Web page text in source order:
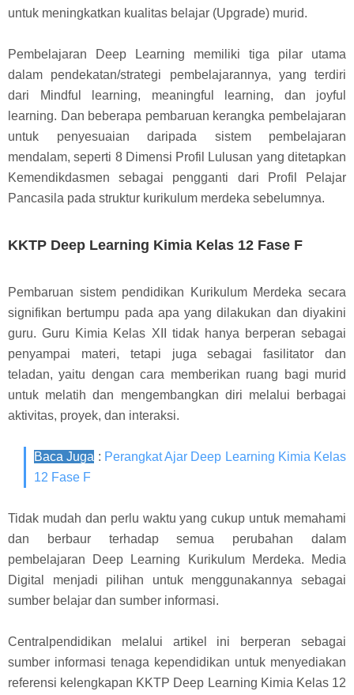
untuk meningkatkan kualitas belajar (Upgrade) murid.
Pembelajaran Deep Learning memiliki tiga pilar utama
dalam pendekatan/strategi pembelajarannya, yang terdiri
dari Mindful learning, meaningful learning, dan joyful
learning. Dan beberapa pembaruan kerangka pembelajaran
untuk penyesuaian daripada sistem pembelajaran
mendalam, seperti 8 Dimensi Profil Lulusan yang ditetapkan
Kemendikdasmen sebagai pengganti dari Profil Pelajar
Pancasila pada struktur kurikulum merdeka sebelumnya.
KKTP Deep Learning Kimia Kelas 12 Fase F
Pembaruan sistem pendidikan Kurikulum Merdeka secara
signifikan bertumpu pada apa yang dilakukan dan diyakini
guru. Guru Kimia Kelas XII tidak hanya berperan sebagai
penyampai materi, tetapi juga sebagai fasilitator dan
teladan, yaitu dengan cara memberikan ruang bagi murid
untuk melatih dan mengembangkan diri melalui berbagai
aktivitas, proyek, dan interaksi.
Baca Juga : Perangkat Ajar Deep Learning Kimia Kelas
12 Fase F
Tidak mudah dan perlu waktu yang cukup untuk memahami
dan berbaur terhadap semua perubahan dalam
pembelajaran Deep Learning Kurikulum Merdeka. Media
Digital menjadi pilihan untuk menggunakannya sebagai
sumber belajar dan sumber informasi.
Centralpendidikan melalui artikel ini berperan sebagai
sumber informasi tenaga kependidikan untuk menyediakan
referensi kelengkapan KKTP Deep Learning Kimia Kelas 12